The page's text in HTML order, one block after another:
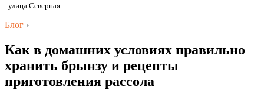
улица Северная
Блог ›
Как в домашних условиях правильно
хранить брынзу и рецепты
приготовления рассола